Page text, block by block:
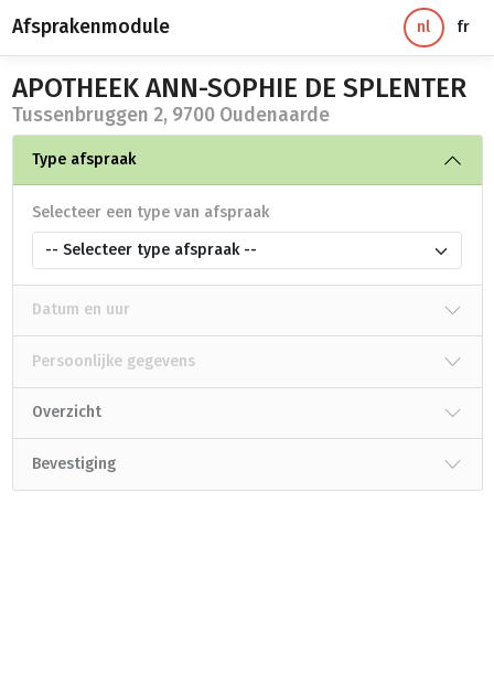
Afsprakenmodule nl fr
APOTHEEK ANN-SOPHIE DE SPLENTER
Tussenbruggen 2, 9700 Oudenaarde
Type afspraak
Selecteer een type van afspraak
-- Selecteer type afspraak --
Datum en uur
Persoonlijke gegevens
Overzicht
Bevestiging